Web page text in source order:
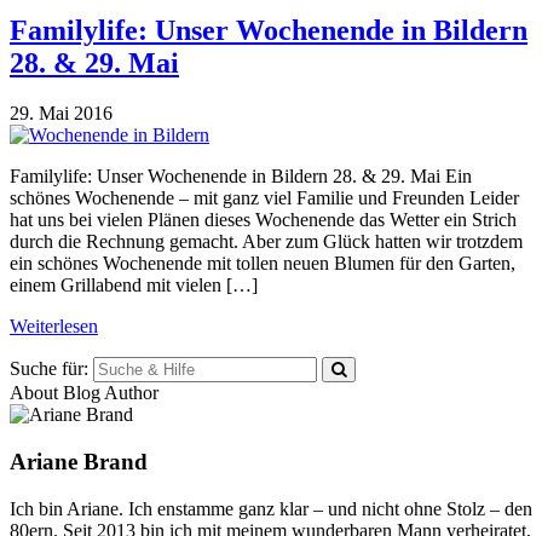
Familylife: Unser Wochenende in Bildern
28. & 29. Mai
29. Mai 2016
Familylife: Unser Wochenende in Bildern 28. & 29. Mai Ein
schönes Wochenende – mit ganz viel Familie und Freunden Leider
hat uns bei vielen Plänen dieses Wochenende das Wetter ein Strich
durch die Rechnung gemacht. Aber zum Glück hatten wir trotzdem
ein schönes Wochenende mit tollen neuen Blumen für den Garten,
einem Grillabend mit vielen […]
Weiterlesen
Suche für:
About Blog Author
Ariane Brand
Ich bin Ariane. Ich enstamme ganz klar – und nicht ohne Stolz – den
80ern. Seit 2013 bin ich mit meinem wunderbaren Mann verheiratet,